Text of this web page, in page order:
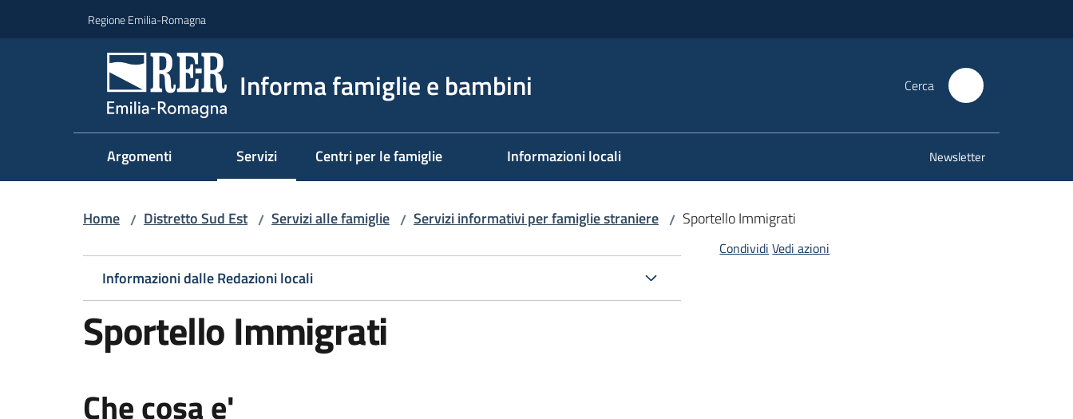
Regione Emilia-Romagna
Informa famiglie e bambini Cerca
Argomenti Servizi
Menu selezionatoCentri per le famiglie Informazioni locali Newsletter
Home / Distretto Sud Est / Servizi alle famiglie / Servizi informativi per famiglie straniere / Sportello Immigrati
Informazioni dalle Redazioni locali
Sportello Immigrati
Condividi Vedi azioni
Che cosa e'